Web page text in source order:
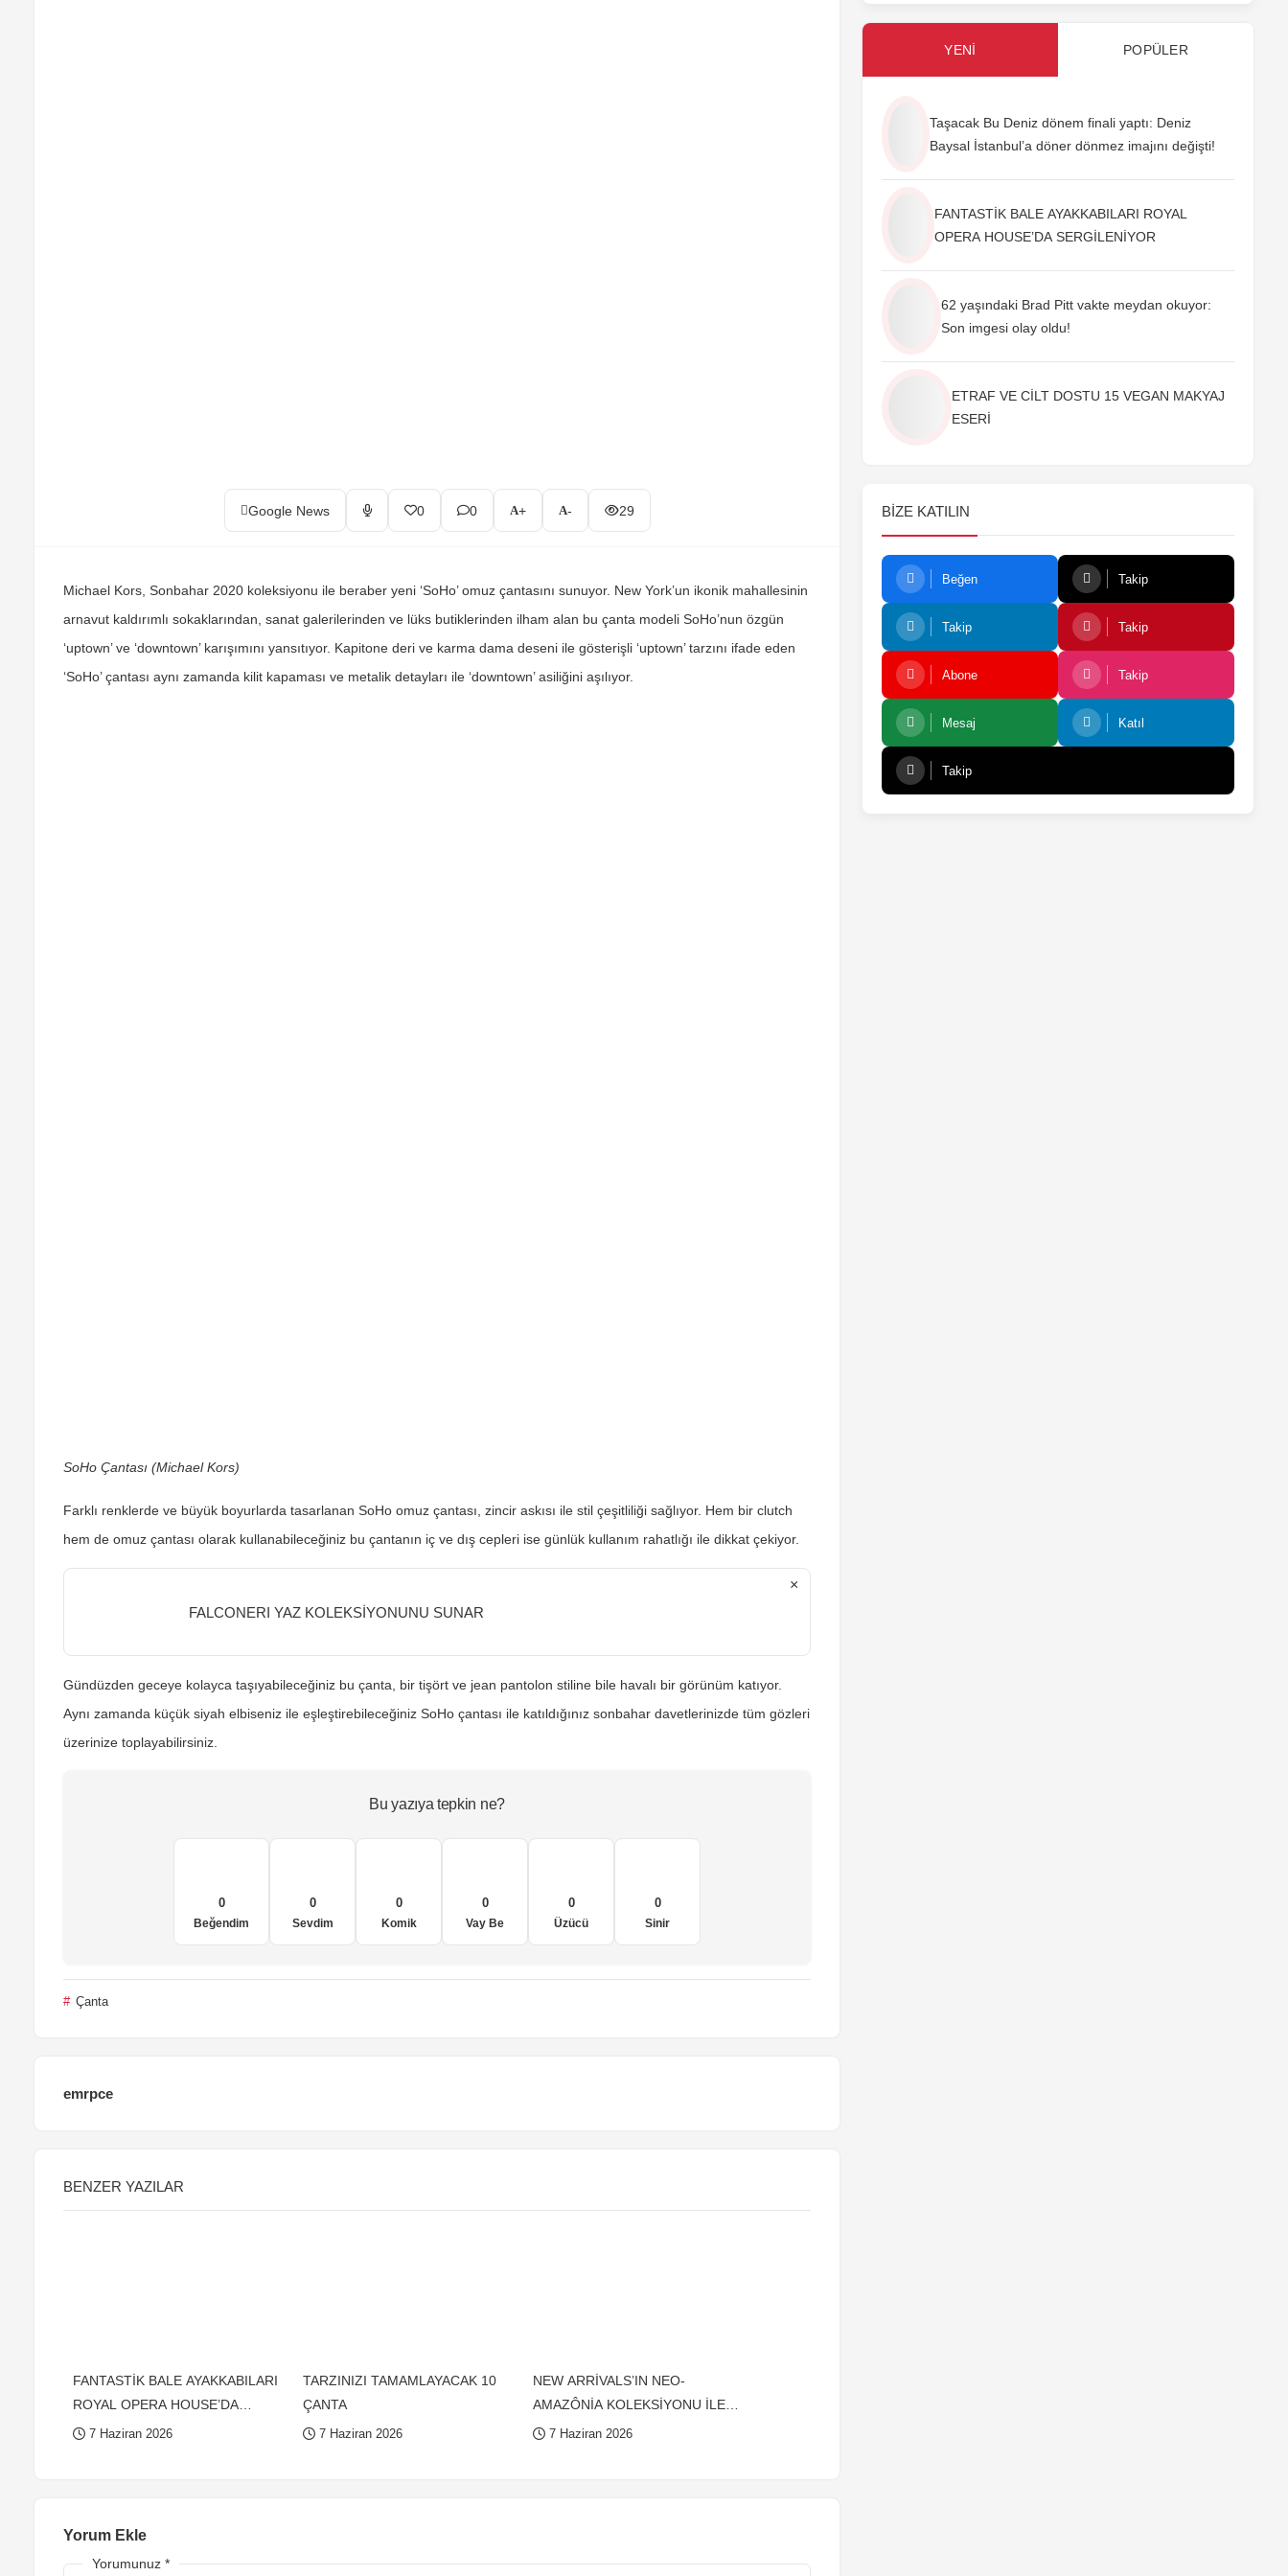
Google News 0 0 + - 29
Michael Kors, Sonbahar 2020 koleksiyonu ile beraber yeni ‘SoHo’ omuz çantasını sunuyor. New York’un ikonik mahallesinin
arnavut kaldırımlı sokaklarından, sanat galerilerinden ve lüks butiklerinden ilham alan bu çanta modeli SoHo’nun özgün
‘uptown’ ve ‘downtown’ karışımını yansıtıyor. Kapitone deri ve karma dama deseni ile gösterişli ‘uptown’ tarzını ifade eden
‘SoHo’ çantası aynı zamanda kilit kapaması ve metalik detayları ile ‘downtown’ asiliğini aşılıyor.
SoHo Çantası (Michael Kors)
Farklı renklerde ve büyük boyurlarda tasarlanan SoHo omuz çantası, zincir askısı ile stil çeşitliliği sağlıyor. Hem bir clutch
hem de omuz çantası olarak kullanabileceğiniz bu çantanın iç ve dış cepleri ise günlük kullanım rahatlığı ile dikkat çekiyor.
FALCONERI YAZ KOLEKSİYONUNU SUNAR
×
Gündüzden geceye kolayca taşıyabileceğiniz bu çanta, bir tişört ve jean pantolon stiline bile havalı bir görünüm katıyor.
Aynı zamanda küçük siyah elbiseniz ile eşleştirebileceğiniz SoHo çantası ile katıldığınız sonbahar davetlerinizde tüm gözleri
üzerinize toplayabilirsiniz.
Bu yazıya tepkin ne?
0
Beğendim
0
Sevdim
0
Komik
0
Vay Be
0
Üzücü
0
Sinir
Çanta
emrpce
BENZER YAZILAR
FANTASTİK BALE AYAKKABILARI
ROYAL OPERA HOUSE’DA
SERGİLENİYOR
7 Haziran 2026
TARZINIZI TAMAMLAYACAK 10
ÇANTA
7 Haziran 2026
NEW ARRİVALS’IN NEO-
AMAZÔNİA KOLEKSİYONU İLE
İÇİNİZDEKİ SEKSİ EGZOTİK HALİ
7 Haziran 2026
Yorum Ekle
Yorumunuz *
YENI POPÜLER
Taşacak Bu Deniz dönem finali yaptı: Deniz
Baysal İstanbul’a döner dönmez imajını değişti!
FANTASTİK BALE AYAKKABILARI ROYAL
OPERA HOUSE’DA SERGİLENİYOR
62 yaşındaki Brad Pitt vakte meydan okuyor:
Son imgesi olay oldu!
ETRAF VE CİLT DOSTU 15 VEGAN MAKYAJ
ESERİ
BIZE KATILIN
Beğen Takip
Takip Takip
Abone Takip
Mesaj Katıl
Takip